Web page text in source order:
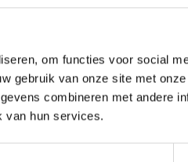
om functies voor social
gebruik van onze site met
combineren met andere
van hun services.